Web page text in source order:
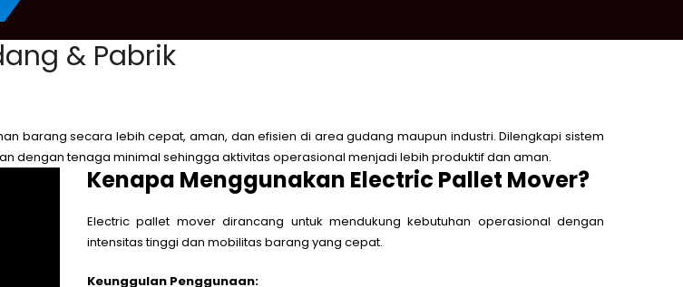
& Pabrik
barang secara lebih cepat, aman, dan efisien di area gudang maupun industri.Dilengkapi sistem
dengan tenaga minimal sehingga aktivitas operasional menjadi lebih produktif dan aman.
Kenapa Menggunakan Electric Pallet Mover?
Electric pallet mover dirancang untuk mendukung kebutuhan operasional dengan
intensitas tinggi dan mobilitas barang yang cepat.
Keunggulan Penggunaan: